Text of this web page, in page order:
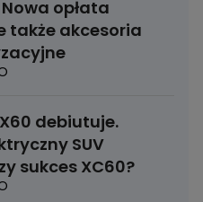
opłata
także akcesoria
debiutuje.
SUV
sukces XC60?